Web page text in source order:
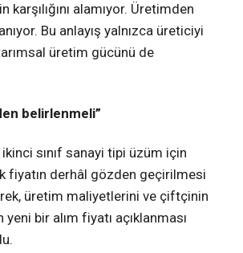
alamıyor. Üretimden
Bu anlayış yalnızca üreticiyi
üretim gücünü de
belirlenmeli”
ikinci sınıf sanayi tipi üzüm için
fiyatın derhâl gözden geçirilmesi
üretim maliyetlerini ve çiftçinin
bir alım fiyatı açıklanması